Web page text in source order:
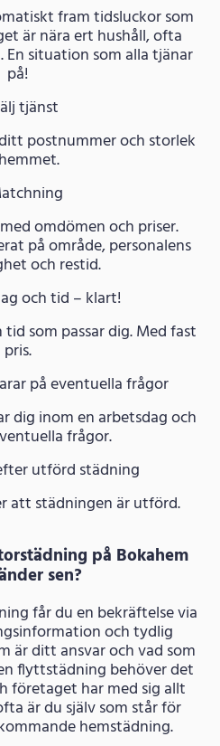
fram tidsluckor som
är nära ert hushåll, ofta
En situation som alla tjänar
på!
tjänst
postnummer och storlek
omdömen och priser.
på område, personalens
och restid.
och tid – klart!
som passar dig. Med fast
pris.
på eventuella frågor
dig inom en arbetsdag och
frågor.
utförd städning
att städningen är utförd.
på Bokahem
sen?
får du en bekräftelse via
och tydlig
är ditt ansvar och vad som
flyttstädning behöver det
företaget har med sig allt
är du själv som står för
hemstädning.